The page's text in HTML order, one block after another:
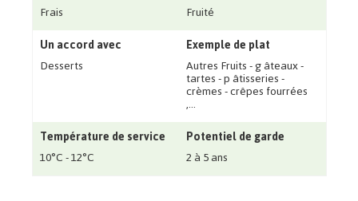
Frais
Fruité
Un accord avec
Desserts
Exemple de plat
Autres Fruits - g âteaux -
tartes - p âtisseries -
crèmes - crêpes fourrées
‚...
Température de service
10°C - 12°C
Potentiel de garde
2 à 5 ans